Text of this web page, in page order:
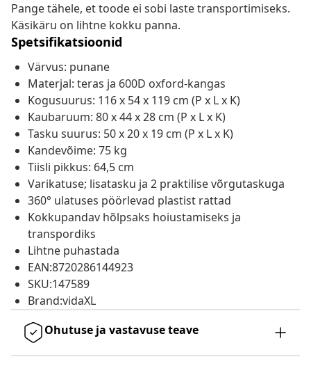
Pange tähele, et toode ei sobi laste transportimiseks.
Käsikäru on lihtne kokku panna.
Spetsifikatsioonid
Värvus: punane
Materjal: teras ja 600D oxford-kangas
Kogusuurus: 116 x 54 x 119 cm (P x L x K)
Kaubaruum: 80 x 44 x 28 cm (P x L x K)
Tasku suurus: 50 x 20 x 19 cm (P x L x K)
Kandevõime: 75 kg
Tiisli pikkus: 64,5 cm
Varikatuse; lisatasku ja 2 praktilise võrgutaskuga
360° ulatuses pöörlevad plastist rattad
Kokkupandav hõlpsaks hoiustamiseks ja
transpordiks
Lihtne puhastada
EAN:8720286144923
SKU:147589
Brand:vidaXL
Ohutuse ja vastavuse teave